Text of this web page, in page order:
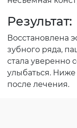
Результат:
Восстановлена
зубного ряда,
стала уверенно
улыбаться.
после лечения.